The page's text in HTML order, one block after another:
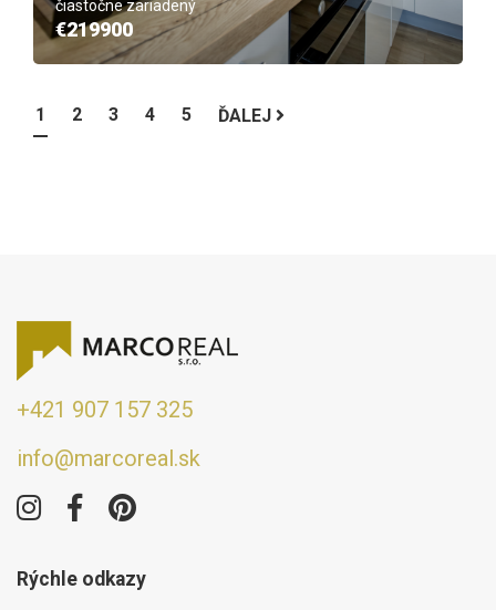
čiastočne zariadený
€219900
1 2 3 4 5 ĎALEJ
+421 907 157 325
info@marcoreal.sk
Rýchle odkazy